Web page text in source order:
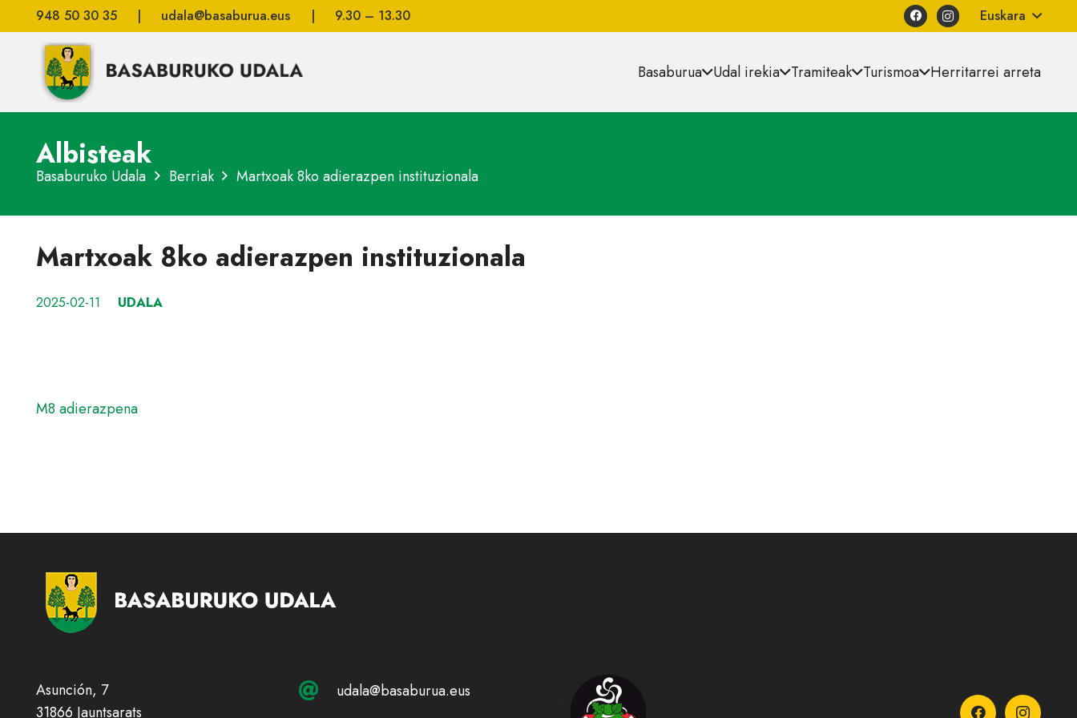
948 50 30 35 | udala@basaburua.eus | 9.30 – 13.30 Euskara
Basaburua Udal irekia Tramiteak Turismoa Herritarrei arreta
Albisteak
Basaburuko Udala Berriak Martxoak 8ko adierazpen instituzionala
Martxoak 8ko adierazpen instituzionala
2025-02-11 UDALA
M8 adierazpena
Asunción, 7
31866 Jauntsarats
udala@basaburua.eus